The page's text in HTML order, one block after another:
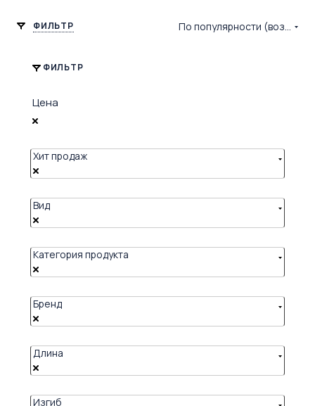
ФИЛЬТР По популярности (возрастание)
ФИЛЬТР
Цена
Хит продаж
Вид
Категория продукта
Бренд
Длина
Изгиб